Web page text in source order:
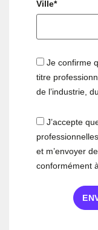
Ville*
Je confirme
titre
de l’industrie,
J’accepte
et m’envoyer
conformément